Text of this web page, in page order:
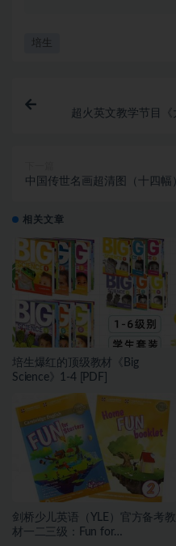
培生
超火英文教学节目《
中国传世名画超清图（十四幅
相关文章
培生爆红的顶级教材《Big
Science》1-4 [PDF]
剑桥少儿英语（YLE）官方备考教
材一二三级：Fun for